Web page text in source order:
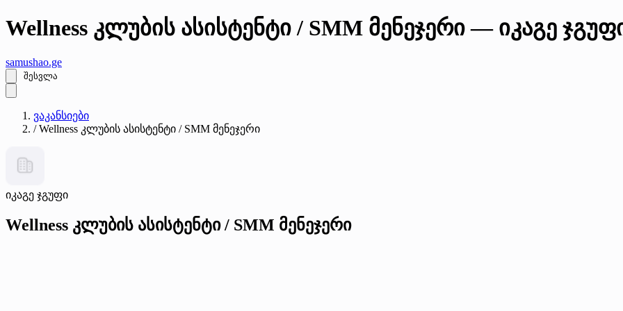
Wellness კლუბის ასისტენტი / SMM მენეჯერი — იკაგე
samushao.ge
შესვლა
ვაკანსიები
/ Wellness კლუბის ასისტენტი / SMM მენეჯერი
იკაგე ჯგუფი
Wellness კლუბის ასისტენტი / SMM მენეჯერი